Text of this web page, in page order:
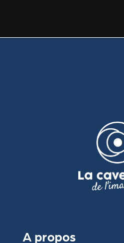
A propos